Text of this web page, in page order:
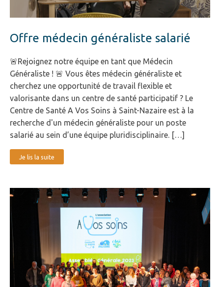
Offre médecin généraliste salarié
🚨Rejoignez notre équipe en tant que Médecin
Généraliste ! 🚨 Vous êtes médecin généraliste et
cherchez une opportunité de travail flexible et
valorisante dans un centre de santé participatif ? Le
Centre de Santé A Vos Soins à Saint-Nazaire est à la
recherche d'un médecin généraliste pour un poste
salarié au sein d’une équipe pluridisciplinaire. […]
Je lis la suite